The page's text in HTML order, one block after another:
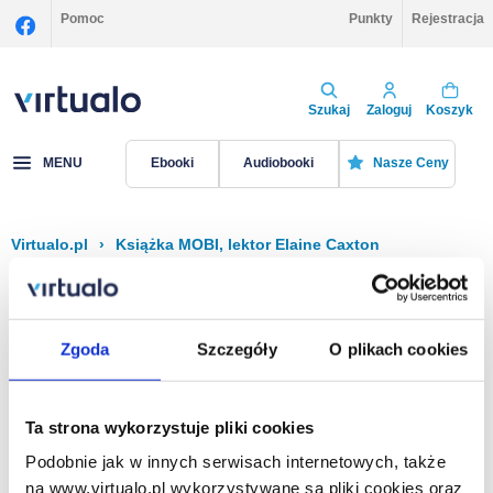
Zgoda Szczegóły O plikach cookies
Ta strona wykorzystuje pliki cookies
Podobnie jak w innych serwisach internetowych, także
na www.virtualo.pl wykorzystywane są pliki cookies oraz
Pomoc Punkty Rejestracja
Szukaj Zaloguj Koszyk
MENU Ebooki Audiobooki Nasze Ceny
Virtualo.pl › Książka MOBI, lektor Elaine Caxton
Filtruj Sortuj
Na stronie